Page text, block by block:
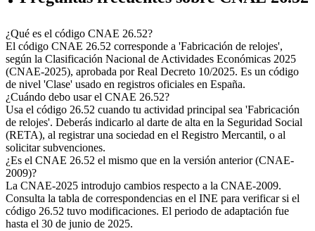
¿Qué es el código CNAE 26.52?
El código CNAE 26.52 corresponde a 'Fabricación de relojes',
según la Clasificación Nacional de Actividades Económicas 2025
(CNAE-2025), aprobada por Real Decreto 10/2025. Es un código
de nivel 'Clase' usado en registros oficiales en España.
¿Cuándo debo usar el CNAE 26.52?
Usa el código 26.52 cuando tu actividad principal sea 'Fabricación
de relojes'. Deberás indicarlo al darte de alta en la Seguridad Social
(RETA), al registrar una sociedad en el Registro Mercantil, o al
solicitar subvenciones.
¿Es el CNAE 26.52 el mismo que en la versión anterior (CNAE-
2009)?
La CNAE-2025 introdujo cambios respecto a la CNAE-2009.
Consulta la tabla de correspondencias en el INE para verificar si el
código 26.52 tuvo modificaciones. El periodo de adaptación fue
hasta el 30 de junio de 2025.